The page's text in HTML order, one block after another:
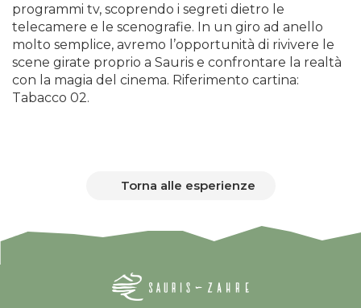
programmi tv, scoprendo i segreti dietro le
telecamere e le scenografie. In un giro ad anello
molto semplice, avremo l’opportunità di rivivere le
scene girate proprio a Sauris e confrontare la realtà
con la magia del cinema. Riferimento cartina:
Tabacco 02.
Torna alle esperienze